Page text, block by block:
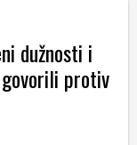
dužnosti i
protiv